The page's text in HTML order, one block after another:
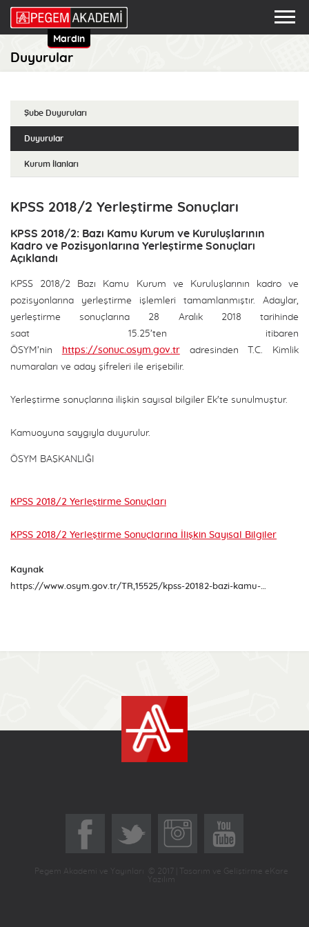
Mardin
Duyurular
Şube Duyuruları
Duyurular
Kurum İlanları
KPSS 2018/2 Yerleştirme Sonuçları
KPSS 2018/2: Bazı Kamu Kurum ve Kuruluşlarının
Kadro ve Pozisyonlarına Yerleştirme Sonuçları
Açıklandı
KPSS 2018/2 Bazı Kamu Kurum ve Kuruluşlarının kadro ve
pozisyonlarına yerleştirme işlemleri tamamlanmıştır. Adaylar,
yerleştirme sonuçlarına 28 Aralık 2018 tarihinde
saat 15.25’ten itibaren
ÖSYM’nin https://sonuc.osym.gov.tradresinden T.C. Kimlik
numaraları ve aday şifreleri ile erişebilir.
Yerleştirme sonuçlarına ilişkin sayısal bilgiler Ek'te sunulmuştur.
Kamuoyuna saygıyla duyurulur.
ÖSYM BAŞKANLIĞI
KPSS 2018/2 Yerleştirme Sonuçları
KPSS 2018/2 Yerleştirme Sonuçlarına İlişkin Sayısal Bilgiler
Kaynak
https://www.osym.gov.tr/TR,15525/kpss-20182-bazi-kamu-kurum-ve-kuruluslarinin-kadro-ve-pozisyonlarina-yerlestirme-sonuclari-aciklandi-28122018.html
Pegem Akademi ve Yayınları © 2017 | Tasarım ve Geliştirme eKare
Yazılım